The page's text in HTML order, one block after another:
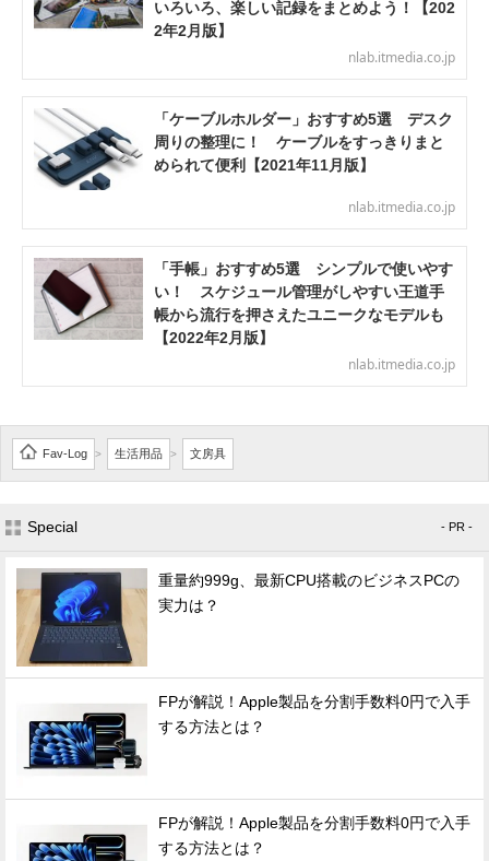
いろいろ、楽しい記録をまとめよう！【202
2年2月版】
nlab.itmedia.co.jp
「ケーブルホルダー」おすすめ5選 デスク
周りの整理に！ ケーブルをすっきりまと
められて便利【2021年11月版】
nlab.itmedia.co.jp
「手帳」おすすめ5選 シンプルで使いやす
い！ スケジュール管理がしやすい王道手
帳から流行を押さえたユニークなモデルも
【2022年2月版】
nlab.itmedia.co.jp
Fav-Log > 生活用品 > 文房具
Special - PR -
重量約999g、最新CPU搭載のビジネスPCの
実力は？
FPが解説！Apple製品を分割手数料0円で入手
する方法とは？
FPが解説！Apple製品を分割手数料0円で入手
する方法とは？